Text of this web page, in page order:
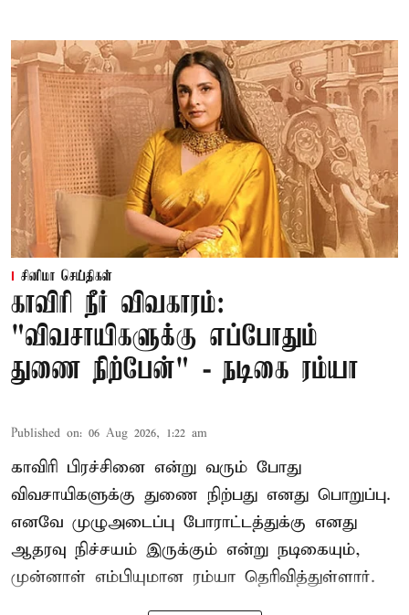
சினிமா செய்திகள்
காவிரி நீர் விவகாரம்:
"விவசாயிகளுக்கு எப்போதும்
துணை நிற்பேன்" - நடிகை ரம்யா
Published on: 06 Aug 2026, 1:22 am
காவிரி பிரச்சினை என்று வரும் போது
விவசாயிகளுக்கு துணை நிற்பது எனது பொறுப்பு.
எனவே முழுஅடைப்பு போராட்டத்துக்கு எனது
ஆதரவு நிச்சயம் இருக்கும் என்று நடிகையும்,
முன்னாள் எம்பியுமான ரம்யா தெரிவித்துள்ளார்.